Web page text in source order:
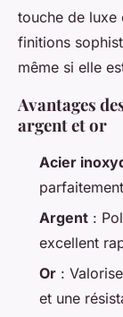
touche de luxe
finitions
même si elle
Avantages
argent et or
Acier
Argent :
excellent
Or :
et une